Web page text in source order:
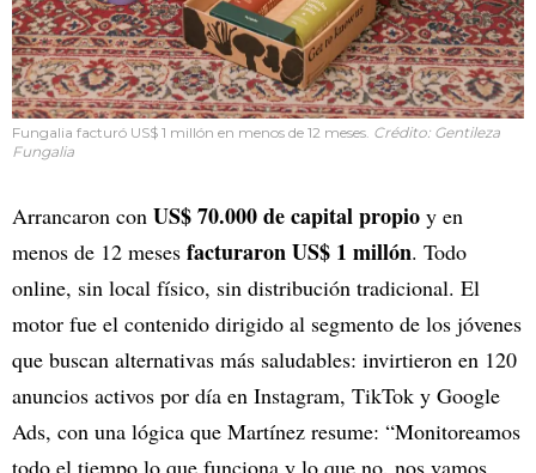
Fungalia facturó US$ 1 millón en menos de 12 meses. Crédito: Gentileza
Fungalia
Arrancaron con US$ 70.000 de capital propio y en
menos de 12 meses facturaron US$ 1 millón. Todo
online, sin local físico, sin distribución tradicional. El
motor fue el contenido dirigido al segmento de los jóvenes
que buscan alternativas más saludables: invirtieron en 120
anuncios activos por día en Instagram, TikTok y Google
Ads, con una lógica que Martínez resume: “Monitoreamos
todo el tiempo lo que funciona y lo que no, nos vamos